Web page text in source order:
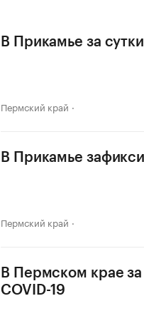
В Прикамье за
Пермский край
В Прикамье
Пермский край
В Пермском крае
COVID-19